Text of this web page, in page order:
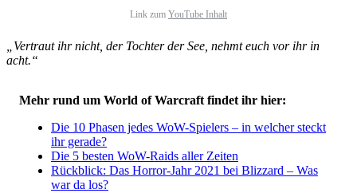
Link zum YouTube Inhalt
„Vertraut ihr nicht, der Tochter der See, nehmt euch vor ihr in
acht.“
Mehr rund um World of Warcraft findet ihr hier:
Die 10 Phasen jedes WoW-Spielers – in welcher steckt
ihr gerade?
Die 5 besten WoW-Raids aller Zeiten
Rückblick: Das Horror-Jahr 2021 bei Blizzard – Was
war da los?